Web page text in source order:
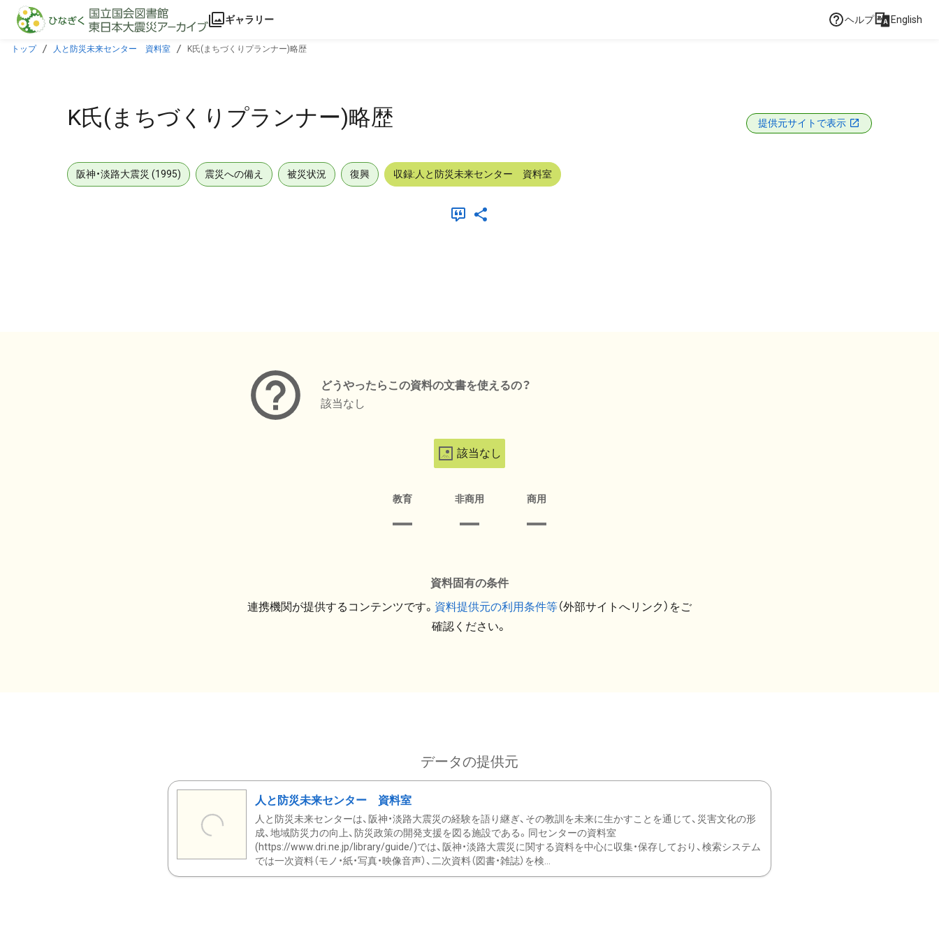
本文に飛ぶ
ギャラリー ヘルプ English
トップ 人と防災未来センター 資料室 K氏(まちづくりプランナー)略歴
K氏(まちづくりプランナー)略歴 提供元サイトで表示
阪神・淡路大震災 (1995) 震災への備え 被災状況 復興 収録:人と防災未来センター 資料室
どうやったらこの資料の文書を使えるの？
該当なし
該当なし
教育 非商用 商用
資料固有の条件
連携機関が提供するコンテンツです。 資料提供元の利用条件等（外部サイトへリンク）をご
確認ください。
データの提供元
人と防災未来センター 資料室
人と防災未来センターは、阪神・淡路大震災の経験を語り継ぎ、その教訓を未来に生かすことを通じて、災害文化の形
成、地域防災力の向上、防災政策の開発支援を図る施設である。同センターの資料室
(https://www.dri.ne.jp/library/guide/)では、阪神・淡路大震災に関する資料を中心に収集・保存しており、検索システム
では一次資料（モノ・紙・写真・映像音声）、二次資料（図書・雑誌）を検...